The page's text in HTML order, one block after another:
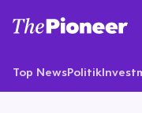
Top NewsPolitik